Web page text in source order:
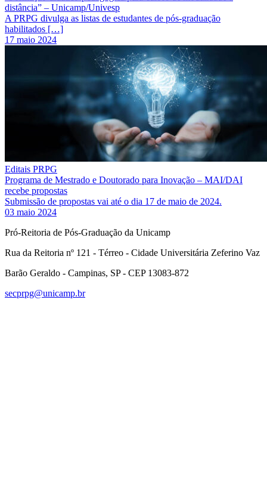
distância” – Unicamp/Univesp
A PRPG divulga as listas de estudantes de pós-graduação
habilitados […]
17 maio 2024
Editais PRPG
Programa de Mestrado e Doutorado para Inovação – MAI/DAI
recebe propostas
Submissão de propostas vai até o dia 17 de maio de 2024.
03 maio 2024
Pró-Reitoria de Pós-Graduação da Unicamp
Rua da Reitoria nº 121 - Térreo - Cidade Universitária Zeferino Vaz
Barão Geraldo - Campinas, SP - CEP 13083-872
secprpg@unicamp.br